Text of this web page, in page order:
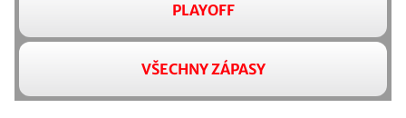
PLAYOFF
VŠECHNY ZÁPASY